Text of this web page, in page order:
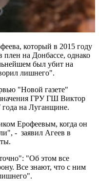
который в 2015 году
на Донбассе, однако
был убит на
лишнего".
"Новой газете"
ГРУ ГШ Виктор
на Луганщине.
Ерофеевым, когда он
- заявил Агеев в
"Об этом все
Все знают, что с ним